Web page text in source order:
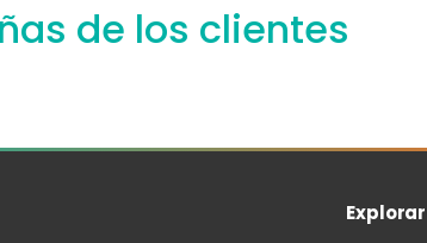
de los clientes
Explorar